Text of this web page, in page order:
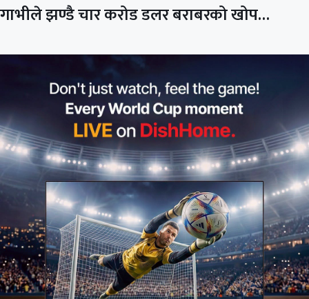
गाभीले झण्डै चार करोड डलर बराबरको खोप…